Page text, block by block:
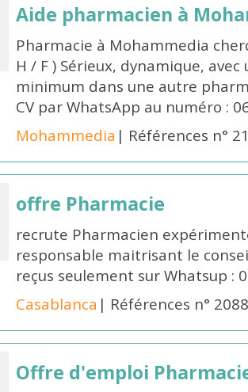
Aide pharmacien à
Pharmacie à Mohammedia
H / F ) Sérieux, dynamique,
minimum dans une autre
CV par WhatsApp au numéro :
Mohammedia | Références n°
offre Pharmacie
recrute Pharmacien
responsable maitrisant le
reçus seulement sur Whatsup :
Casablanca | Références n°
Offre d'emploi